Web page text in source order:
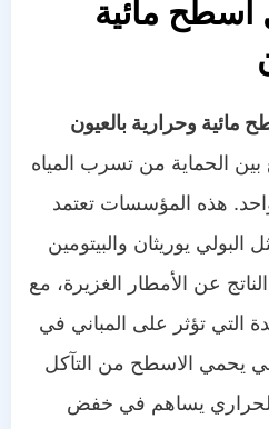
مائية
وحرارية بالعيون
الحماية من تسرب المياه
هذه المؤسسات تعتمد
البولي يوريثان والبيتومين
عن الأمطار الغزيرة، مع
التي تؤثر على المباني في
يحمي الاسطح من التآكل
الحراري يساهم في خفض